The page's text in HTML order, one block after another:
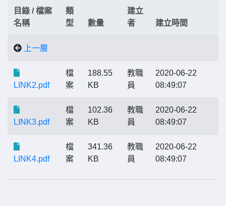
目錄 / 檔案
名稱
類
型
數量
建立
者
建立時間
上一層
LINK2.pdf
檔
案
188.55
KB
教職
員
2020-06-22
08:49:07
LINK3.pdf
檔
案
102.36
KB
教職
員
2020-06-22
08:49:07
LINK4.pdf
檔
案
341.36
KB
教職
員
2020-06-22
08:49:07